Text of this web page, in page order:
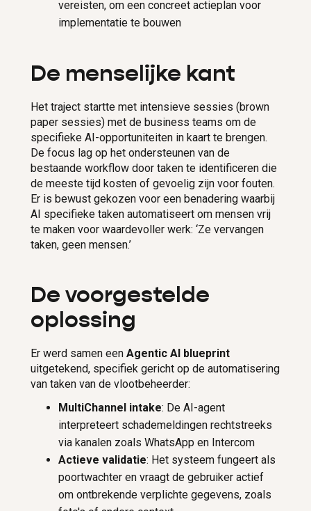
vereisten, om een concreet actieplan voor
implementatie te bouwen
De menselijke kant
Het traject startte met intensieve sessies (brown
paper sessies) met de business teams om de
specifieke AI-opportuniteiten in kaart te brengen.
De focus lag op het ondersteunen van de
bestaande workflow door taken te identificeren die
de meeste tijd kosten of gevoelig zijn voor fouten.
Er is bewust gekozen voor een benadering waarbij
AI specifieke taken automatiseert om mensen vrij
te maken voor waardevoller werk: ‘Ze vervangen
taken, geen mensen.’
De voorgestelde
oplossing
Er werd samen een Agentic AI blueprint
uitgetekend, specifiek gericht op de automatisering
van taken van de vlootbeheerder:
MultiChannel intake: De AI-agent
interpreteert schademeldingen rechtstreeks
via kanalen zoals WhatsApp en Intercom
Actieve validatie: Het systeem fungeert als
poortwachter en vraagt de gebruiker actief
om ontbrekende verplichte gegevens, zoals